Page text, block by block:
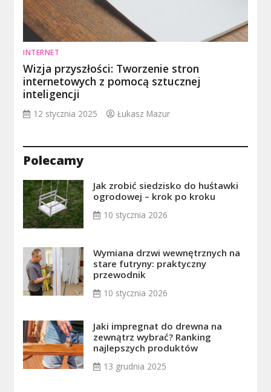
INTERNET
Wizja przyszłości: Tworzenie stron
internetowych z pomocą sztucznej
inteligencji
12 stycznia 2025 Łukasz Mazur
Polecamy
Jak zrobić siedzisko do huśtawki
ogrodowej – krok po kroku
10 stycznia 2026
Wymiana drzwi wewnętrznych na
stare futryny: praktyczny
przewodnik
10 stycznia 2026
Jaki impregnat do drewna na
zewnątrz wybrać? Ranking
najlepszych produktów
13 grudnia 2025